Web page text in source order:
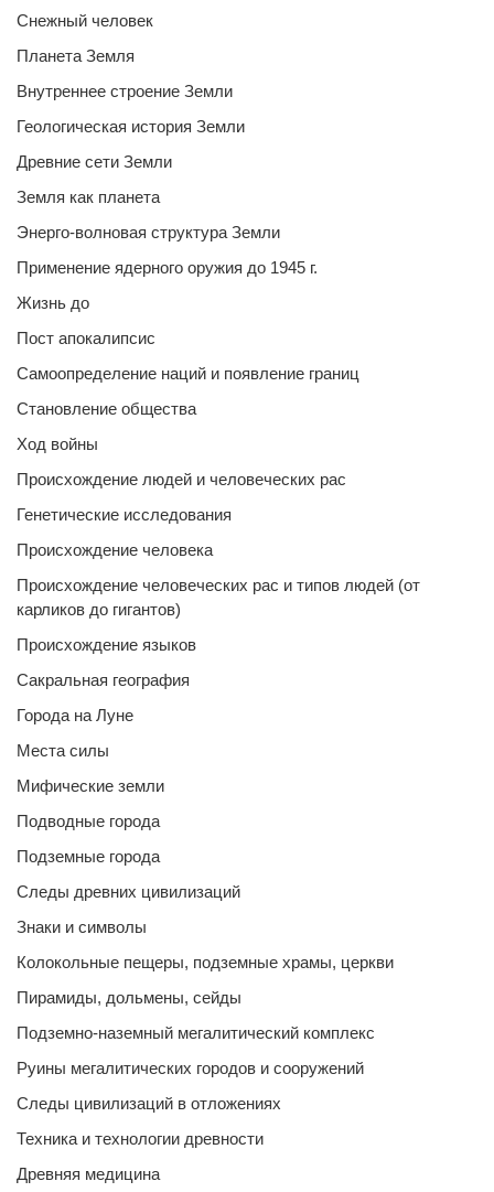
Снежный человек
Планета Земля
Внутреннее строение Земли
Геологическая история Земли
Древние сети Земли
Земля как планета
Энерго-волновая структура Земли
Применение ядерного оружия до 1945 г.
Жизнь до
Пост апокалипсис
Самоопределение наций и появление границ
Становление общества
Ход войны
Происхождение людей и человеческих рас
Генетические исследования
Происхождение человека
Происхождение человеческих рас и типов людей (от
карликов до гигантов)
Происхождение языков
Сакральная география
Города на Луне
Места силы
Мифические земли
Подводные города
Подземные города
Следы древних цивилизаций
Знаки и символы
Колокольные пещеры, подземные храмы, церкви
Пирамиды, дольмены, сейды
Подземно-наземный мегалитический комплекс
Руины мегалитических городов и сооружений
Следы цивилизаций в отложениях
Техника и технологии древности
Древняя медицина